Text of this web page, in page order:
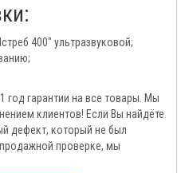
400" ультразвуковой;
год гарантии на все товары. Мы
клиентов! Если Вы найдёте
дефект, который не был
проверке, мы